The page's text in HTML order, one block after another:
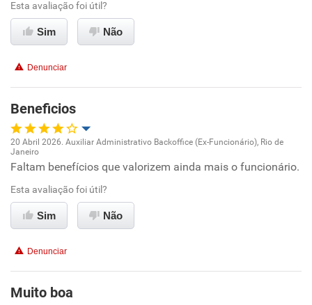
Benefícios
Esta avaliação foi útil?
Sim Não
Denunciar
Beneficios
Oportunidade de promoção
Ambiente de trabalho
Conciliação com a vida familiar
Recomenda esta empresa
20 Abril 2026. Auxiliar Administrativo Backoffice (Ex-Funcionário), Rio de
Janeiro
Faltam benefícios que valorizem ainda mais o funcionário.
Esta avaliação foi útil?
Sim Não
Denunciar
Muito boa